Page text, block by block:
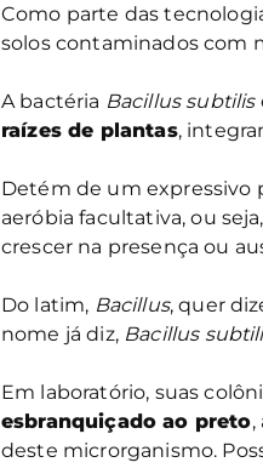
Como parte das
solos contaminados com
A bactéria Bacillus subtilis
raízes de plantas,
Detém de um expressivo
aeróbia facultativa, ou
crescer na presença ou
Do latim, Bacillus, quer
nome já diz, Bacillus
Em laboratório, suas
esbranquiçado ao preto
deste microrganismo.